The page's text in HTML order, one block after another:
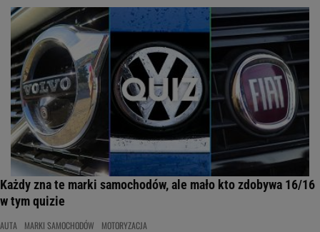
Każdy zna te marki samochodów, ale mało kto zdobywa 16/16
w tym quizie
AUTA MARKI SAMOCHODÓW MOTORYZACJA